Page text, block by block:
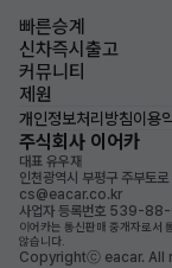
빠른승계
신차즉시출고
커뮤니티
제원
개인정보처리방침이용
주식회사 이어카
대표 유우재
인천광역시 부평구 주부토
cs@eacar.co.kr
사업자 등록번호 539-
이어카는 통신판매 중개자로서
않습니다.
Copyrightⓒ eacar. All